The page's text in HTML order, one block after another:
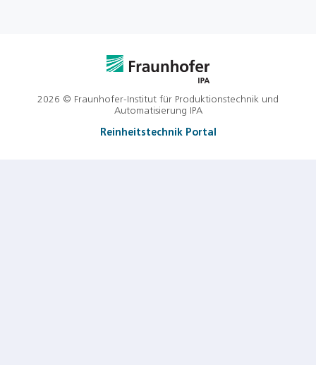
2026 © Fraunhofer-Institut für Produktionstechnik und
Automatisierung IPA
Reinheitstechnik Portal